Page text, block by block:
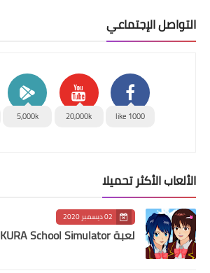
التواصل الإجتماعي
1000 like
20,000k
5,000k
الألعاب الأكثر تحميلا
02 ديسمبر 2020
لعبة SAKURA School Simulator